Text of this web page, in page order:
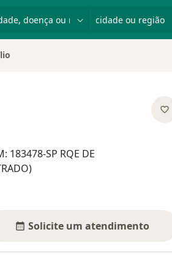
183478-SP RQE DE
Solicite um atendimento